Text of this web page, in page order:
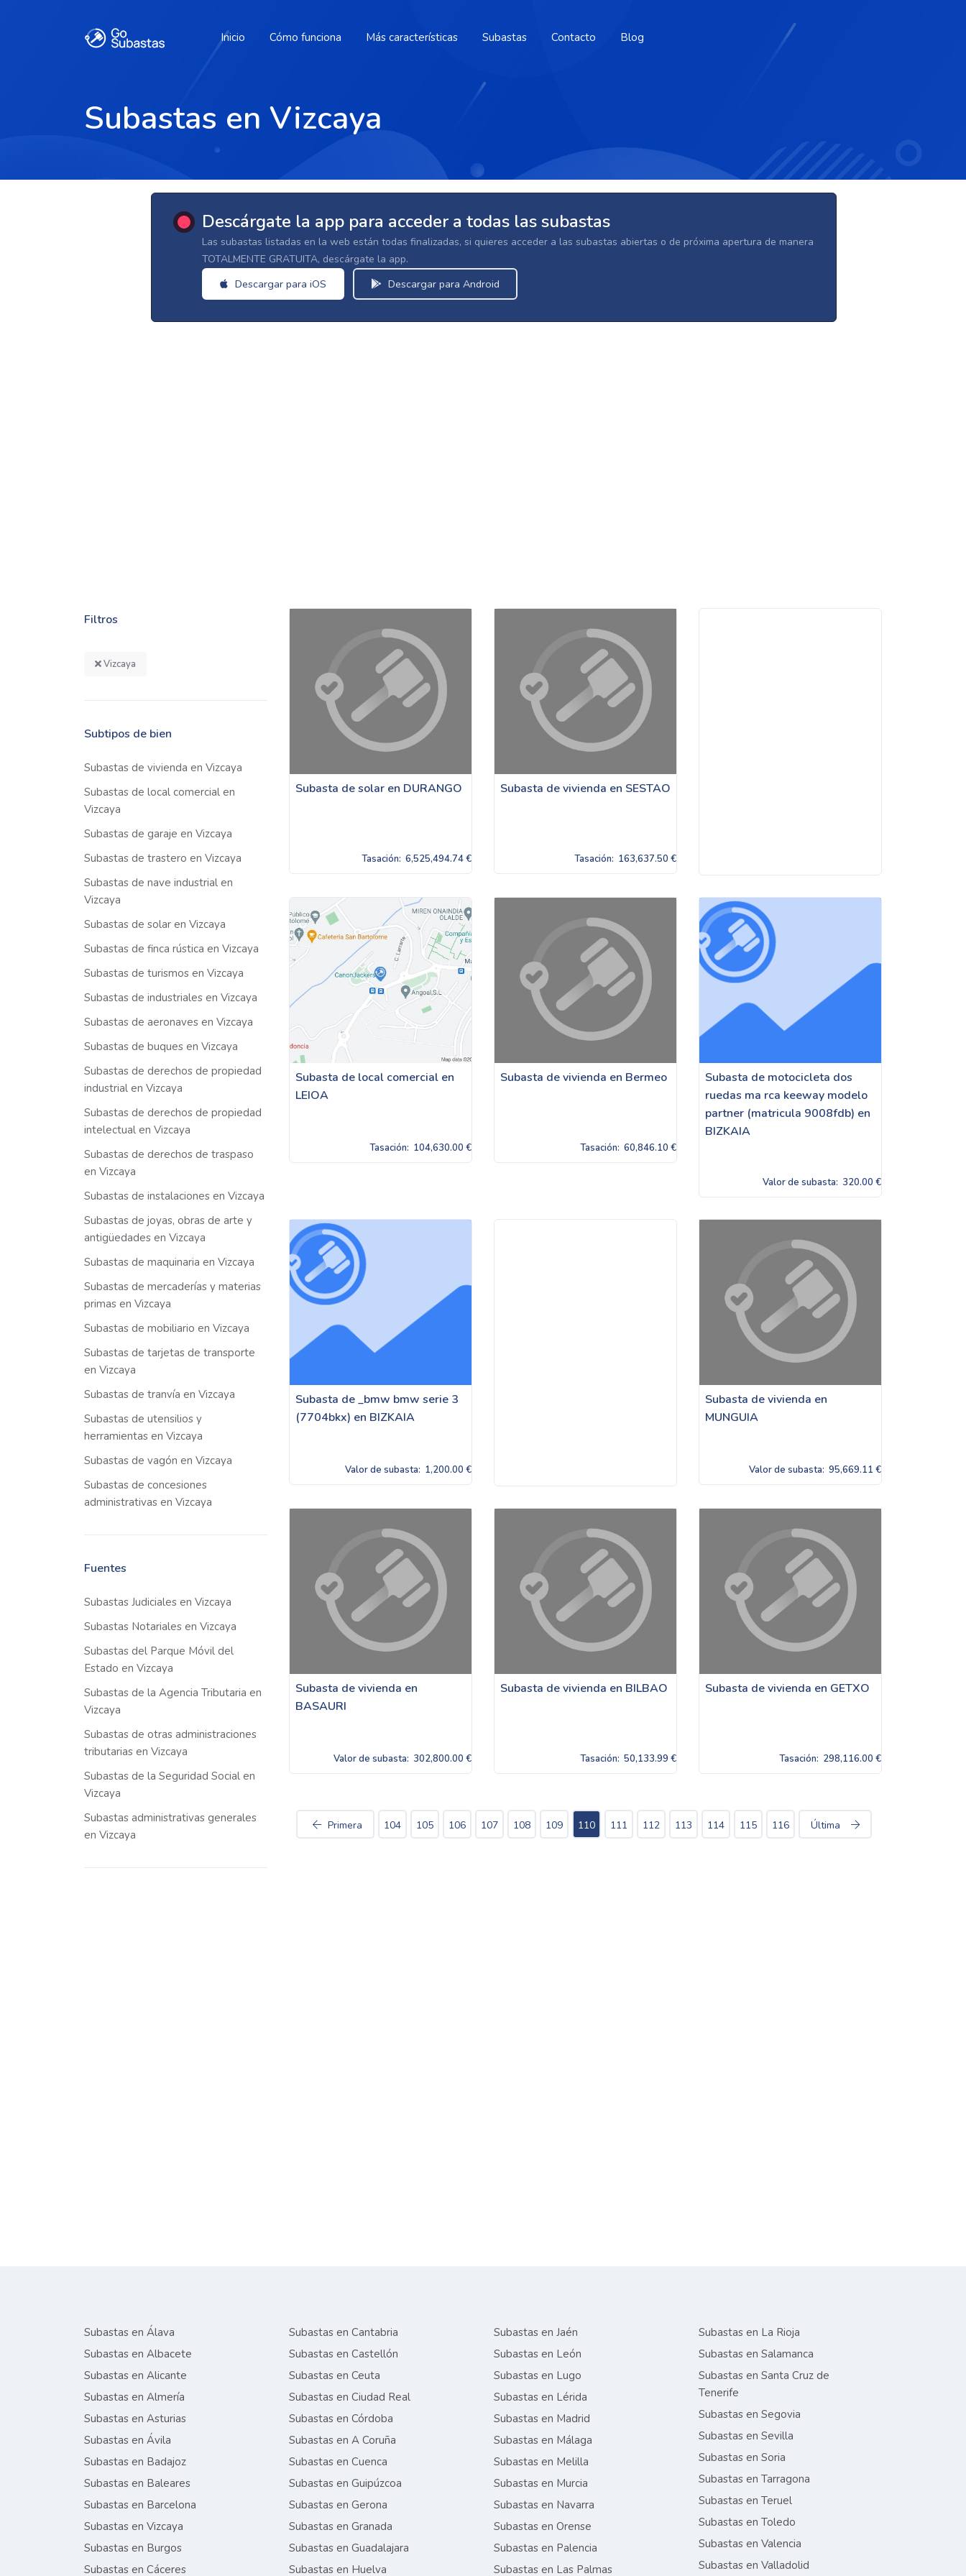
Inicio Cómo funciona Más características Subastas Contacto Blog
Subastas en Vizcaya
Descárgate la app para acceder a todas las subastas
Las subastas listadas en la web están todas finalizadas, si quieres acceder a las subastas abiertas o de próxima apertura de manera
TOTALMENTE GRATUITA, descárgate la app.
Descargar para iOS Descargar para Android
Filtros
Vizcaya
Subtipos de bien
Subastas de vivienda en Vizcaya
Subastas de local comercial en
Vizcaya
Subastas de garaje en Vizcaya
Subastas de trastero en Vizcaya
Subastas de nave industrial en
Vizcaya
Subastas de solar en Vizcaya
Subastas de finca rústica en Vizcaya
Subastas de turismos en Vizcaya
Subastas de industriales en Vizcaya
Subastas de aeronaves en Vizcaya
Subastas de buques en Vizcaya
Subastas de derechos de propiedad
industrial en Vizcaya
Subastas de derechos de propiedad
intelectual en Vizcaya
Subastas de derechos de traspaso
en Vizcaya
Subastas de instalaciones en Vizcaya
Subastas de joyas, obras de arte y
antigüedades en Vizcaya
Subastas de maquinaria en Vizcaya
Subastas de mercaderías y materias
primas en Vizcaya
Subastas de mobiliario en Vizcaya
Subastas de tarjetas de transporte
en Vizcaya
Subastas de tranvía en Vizcaya
Subastas de utensilios y
herramientas en Vizcaya
Subastas de vagón en Vizcaya
Subastas de concesiones
administrativas en Vizcaya
Fuentes
Subastas Judiciales en Vizcaya
Subastas Notariales en Vizcaya
Subastas del Parque Móvil del
Estado en Vizcaya
Subastas de la Agencia Tributaria en
Vizcaya
Subastas de otras administraciones
tributarias en Vizcaya
Subastas de la Seguridad Social en
Vizcaya
Subastas administrativas generales
en Vizcaya
Subasta de solar en DURANGO
Tasación: 6,525,494.74 €
Subasta de vivienda en SESTAO
Tasación: 163,637.50 €
Subasta de local comercial en
LEIOA
Tasación: 104,630.00 €
Subasta de vivienda en Bermeo
Tasación: 60,846.10 €
Subasta de motocicleta dos
ruedas ma rca keeway modelo
partner (matricula 9008fdb) en
BIZKAIA
Valor de subasta: 320.00 €
Subasta de _bmw bmw serie 3
(7704bkx) en BIZKAIA
Valor de subasta: 1,200.00 €
Subasta de vivienda en
MUNGUIA
Valor de subasta: 95,669.11 €
Subasta de vivienda en
BASAURI
Valor de subasta: 302,800.00 €
Subasta de vivienda en BILBAO
Tasación: 50,133.99 €
Subasta de vivienda en GETXO
Tasación: 298,116.00 €
Primera 104 105 106 107 108 109 110 111 112 113 114 115 116 Última
Subastas en Álava
Subastas en Albacete
Subastas en Alicante
Subastas en Almería
Subastas en Asturias
Subastas en Ávila
Subastas en Badajoz
Subastas en Baleares
Subastas en Barcelona
Subastas en Vizcaya
Subastas en Burgos
Subastas en Cáceres
Subastas en Cantabria
Subastas en Castellón
Subastas en Ceuta
Subastas en Ciudad Real
Subastas en Córdoba
Subastas en A Coruña
Subastas en Cuenca
Subastas en Guipúzcoa
Subastas en Gerona
Subastas en Granada
Subastas en Guadalajara
Subastas en Huelva
Subastas en Jaén
Subastas en León
Subastas en Lugo
Subastas en Lérida
Subastas en Madrid
Subastas en Málaga
Subastas en Melilla
Subastas en Murcia
Subastas en Navarra
Subastas en Orense
Subastas en Palencia
Subastas en Las Palmas
Subastas en La Rioja
Subastas en Salamanca
Subastas en Santa Cruz de
Tenerife
Subastas en Segovia
Subastas en Sevilla
Subastas en Soria
Subastas en Tarragona
Subastas en Teruel
Subastas en Toledo
Subastas en Valencia
Subastas en Valladolid